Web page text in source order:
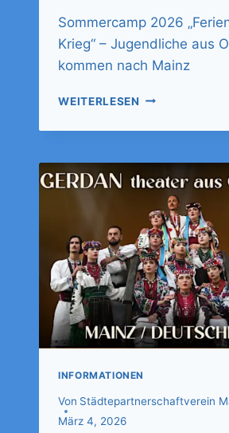
Sommercamp 2026
Krieg“ – Jugendliche aus
kommen nach Mainz
WEITERLESEN
INFORMATIONEN
Von Städtepartnerschaftverein
März 4, 2026